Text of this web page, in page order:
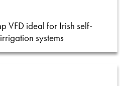
VFD ideal for Irish self-
systems